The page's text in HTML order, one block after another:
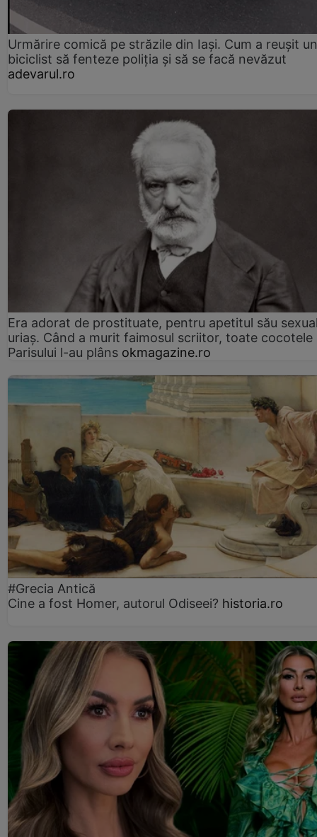
Urmărire comică pe străzile din Iași. Cum a reușit un
biciclist să fenteze poliția și să se facă nevăzut
adevarul.ro
Era adorat de prostituate, pentru apetitul său
uriaș. Când a murit faimosul scriitor, toate cocotele
Parisului l-au plâns okmagazine.ro
#Grecia Antică
Cine a fost Homer, autorul Odiseei? historia.ro